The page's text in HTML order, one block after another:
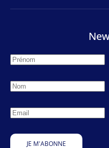
JE M'ABONNE